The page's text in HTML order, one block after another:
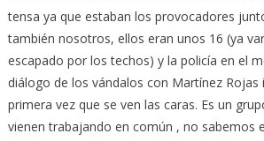
tensa ya que estaban los provocadores
también nosotros, ellos eran unos 16 (ya
escapado por los techos) y la policía en el
diálogo de los vándalos con Martínez Rojas
primera vez que se ven las caras. Es un
vienen trabajando en común , no sabemos